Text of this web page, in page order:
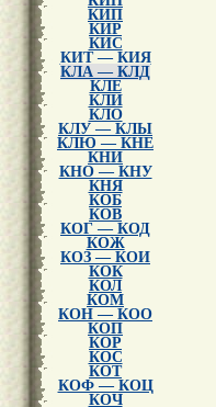
КИП
КИР
КИС
КИТ — КИЯ
КЛА — КЛД
КЛЕ
КЛИ
КЛО
КЛУ — КЛЫ
КЛЮ — КНЕ
КНИ
КНО — КНУ
КНЯ
КОБ
КОВ
КОГ — КОД
КОЖ
КОЗ — КОИ
КОК
КОЛ
КОМ
КОН — КОО
КОП
КОР
КОС
КОТ
КОФ — КОЦ
КОЧ